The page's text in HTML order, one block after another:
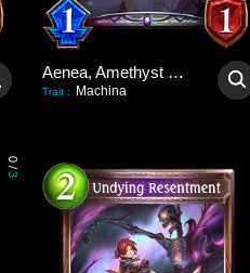
Aenea, Amethyst Creator
Trait : Machina
0
/
3